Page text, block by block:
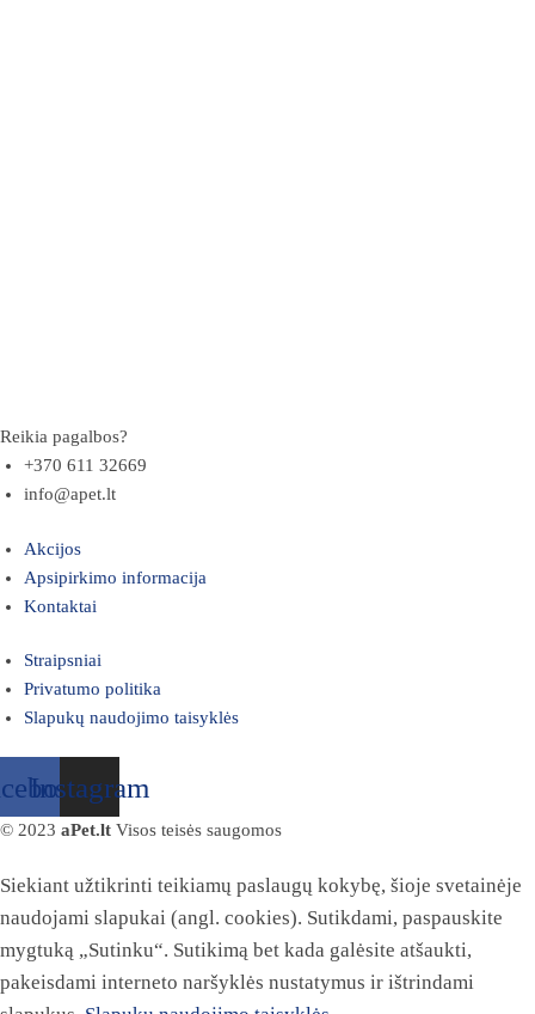
Reikia pagalbos?
+370 611 32669
info@apet.lt
Akcijos
Apsipirkimo informacija
Kontaktai
Straipsniai
Privatumo politika
Slapukų naudojimo taisyklės
Instagram
© 2023 aPet.lt Visos teisės saugomos
Siekiant užtikrinti teikiamų paslaugų kokybę, šioje svetainėje
naudojami slapukai (angl. cookies). Sutikdami, paspauskite
mygtuką „Sutinku“. Sutikimą bet kada galėsite atšaukti,
pakeisdami interneto naršyklės nustatymus ir ištrindami